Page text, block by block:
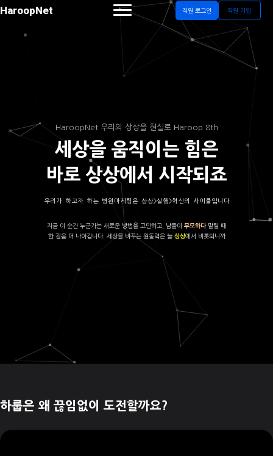
HaroopNet 직원 로그인 직원 가입
HaroopNet 우리의 상상을 현실로 Haroop 8th
세상을 움직이는 힘은
바로 상상에서 시작되죠
우리가 하고자 하는 병원마케팅은 상상>실행>혁신의 사이클입니다
지금 이 순간 누군가는 새로운 방법을 고민하고, 남들이 무모하다말릴 때
한 걸음 더 나아갑니다. 세상을 바꾸는 원동력은 늘 상상에서 비롯되니까
하룹은 왜 끊임없이 도전할까요?